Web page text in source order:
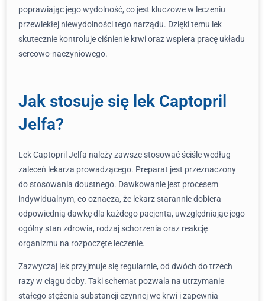
poprawiając jego wydolność, co jest kluczowe w leczeniu
przewlekłej niewydolności tego narządu. Dzięki temu lek
skutecznie kontroluje ciśnienie krwi oraz wspiera pracę układu
sercowo-naczyniowego.
Jak stosuje się lek Captopril
Jelfa?
Lek Captopril Jelfa należy zawsze stosować ściśle według
zaleceń lekarza prowadzącego. Preparat jest przeznaczony
do stosowania doustnego. Dawkowanie jest procesem
indywidualnym, co oznacza, że lekarz starannie dobiera
odpowiednią dawkę dla każdego pacjenta, uwzględniając jego
ogólny stan zdrowia, rodzaj schorzenia oraz reakcję
organizmu na rozpoczęte leczenie.
Zazwyczaj lek przyjmuje się regularnie, od dwóch do trzech
razy w ciągu doby. Taki schemat pozwala na utrzymanie
stałego stężenia substancji czynnej we krwi i zapewnia